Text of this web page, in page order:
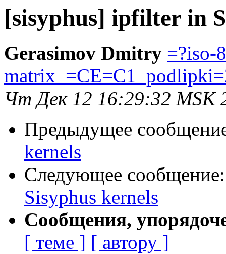
[sisyphus] ipfilter in
Gerasimov Dmitry =?iso-
Чт Дек 12 16:29:32 MSK
Предыдущее
kernels
Следующее
Sisyphus kernels
Сообщения,
[ теме ] [ автору ]